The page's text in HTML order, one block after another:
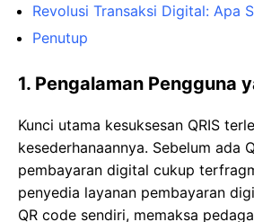
Revolusi Transaksi Digital: Apa
Penutup
1. Pengalaman Pengguna
Kunci utama kesuksesan QRIS
kesederhanaannya. Sebelum ada
pembayaran digital cukup
penyedia layanan pembayaran
QR code sendiri, memaksa